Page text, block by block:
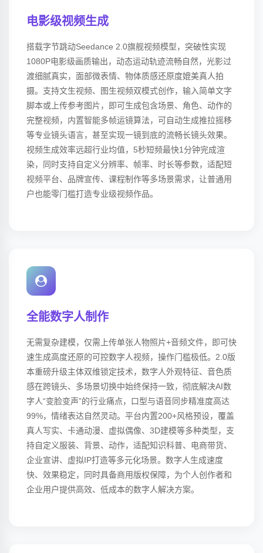
电影级视频生成
搭载字节跳动Seedance 2.0旗舰视频模型，突破性实现
1080P电影级画质输出，动态运动轨迹流畅自然，光影过
渡细腻真实，面部微表情、物体质感还原度媲美真人拍
摄。支持文生视频、图生视频双模式创作，输入简单文字
脚本或上传参考图片，即可生成包含场景、角色、动作的
完整视频，内置智能多帧运镜算法，可自动生成推拉摇移
等专业镜头语言，甚至实现一镜到底的流畅长镜头效果。
视频生成效率远超行业均值，5秒短频最快1分钟完成渲
染，同时支持自定义分辨率、帧率、时长等参数，适配短
视频平台、品牌宣传、课程制作等多场景需求，让普通用
户也能零门槛打造专业级视频作品。
全能数字人制作
无需复杂建模，仅需上传单张人物照片+音频文件，即可快
速生成高度还原的可控数字人视频，操作门槛极低。2.0版
本重磅升级主体双维锁定技术，数字人外观特征、音色质
感在跨镜头、多场景切换中始终保持一致，彻底解决AI数
字人“变脸变声”的行业痛点，口型与语音同步精准度高达
99%，情绪表达自然灵动。平台内置200+风格预设，覆盖
真人写实、卡通动漫、虚拟偶像、3D建模等多种类型，支
持自定义服装、背景、动作，适配知识科普、电商带货、
企业宣讲、虚拟IP打造等多元化场景。数字人生成速度
快、效果稳定，同时具备商用版权保障，为个人创作者和
企业用户提供高效、低成本的数字人解决方案。